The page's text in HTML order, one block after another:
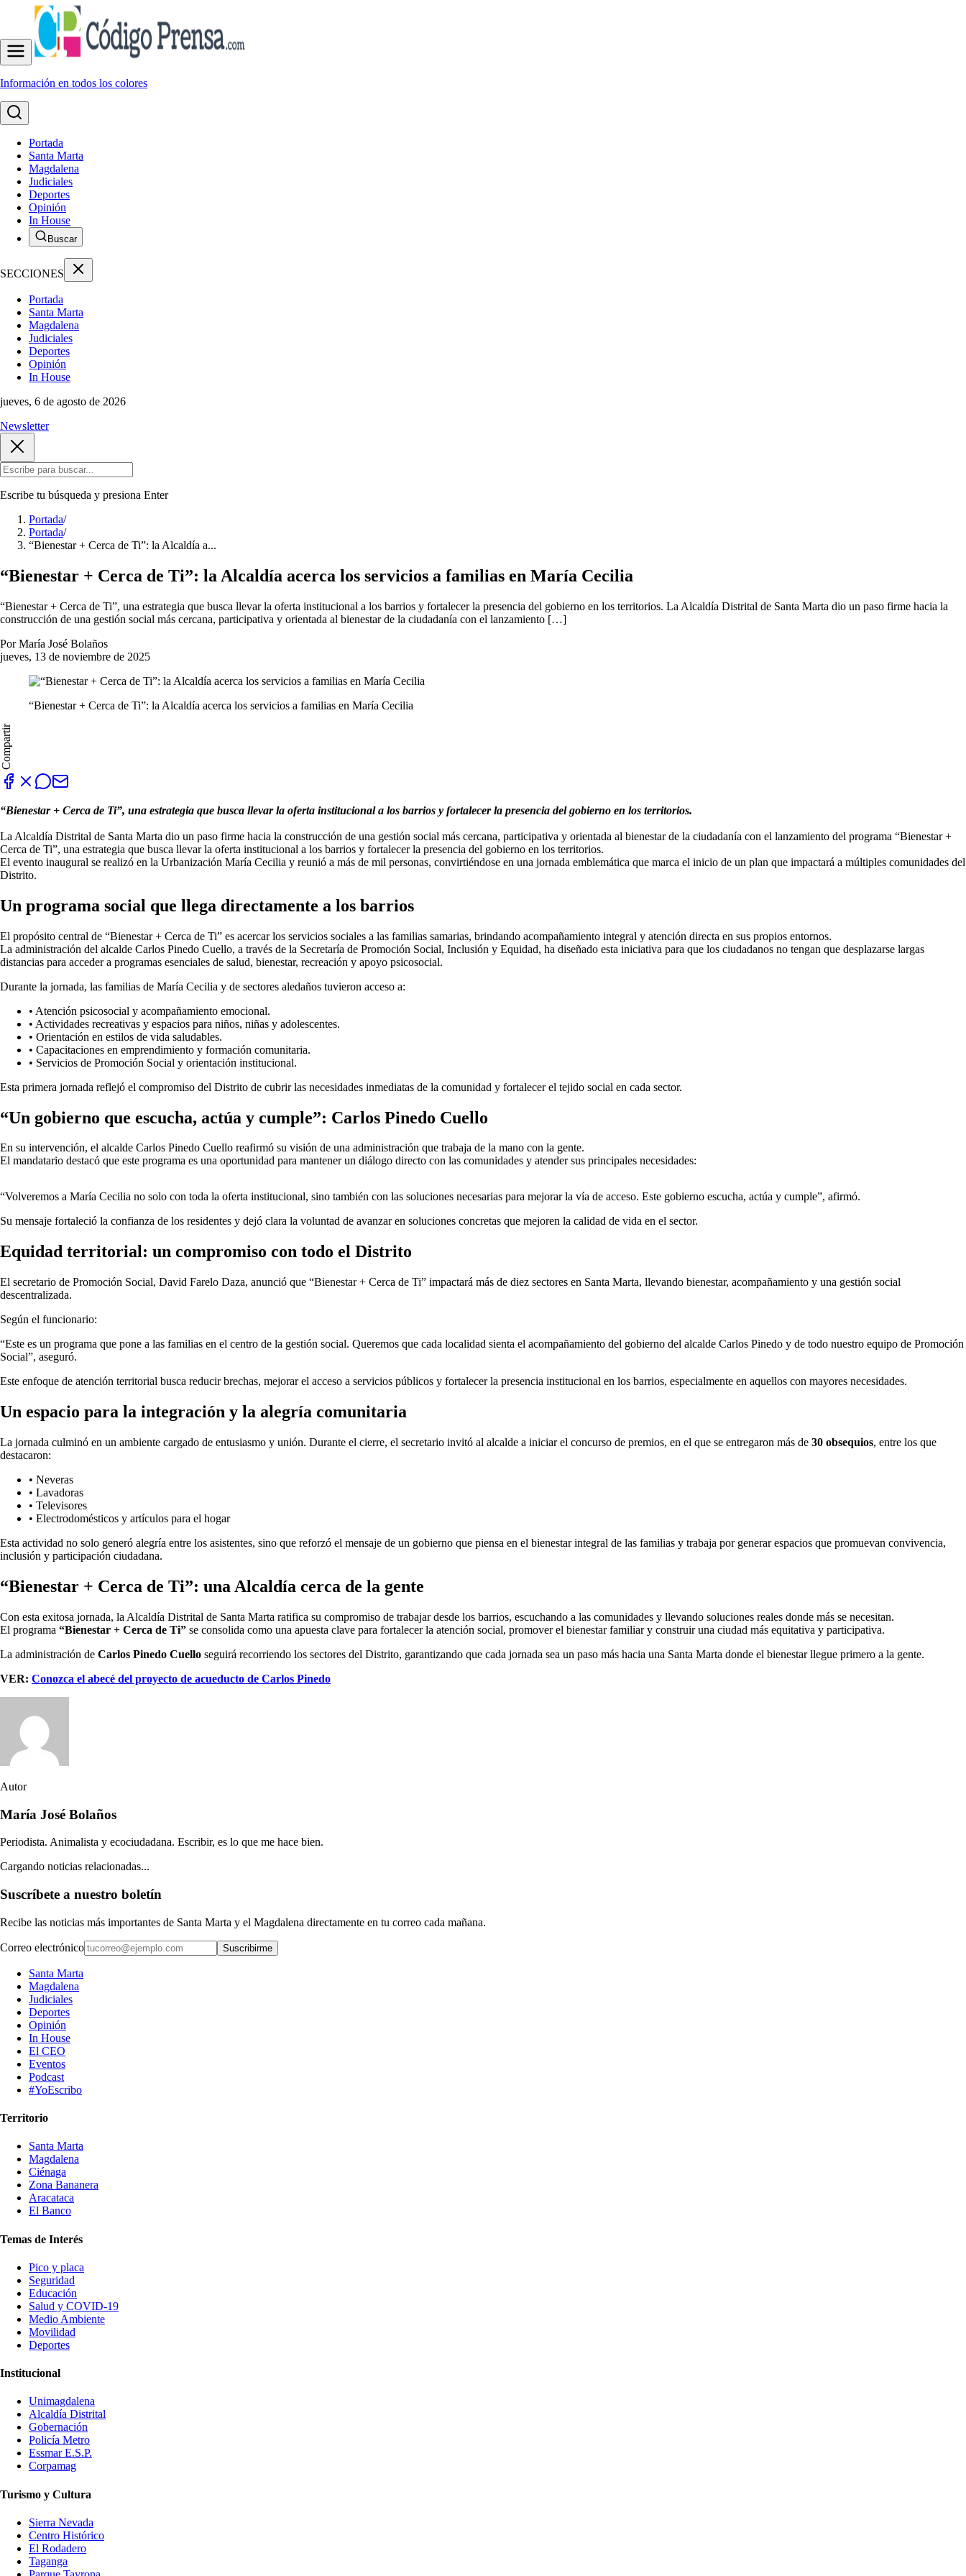
Información en todos los colores
Portada
Santa Marta
Magdalena
Judiciales
Deportes
Opinión
In House
Buscar
SECCIONES
Portada
Santa Marta
Magdalena
Judiciales
Deportes
Opinión
In House
jueves, 6 de agosto de 2026
Newsletter
Escribe tu búsqueda y presiona Enter
Portada/
Portada/
“Bienestar + Cerca de Ti”: la Alcaldía a...
“Bienestar + Cerca de Ti”: la Alcaldía acerca los servicios a familias en María Cecilia
“Bienestar + Cerca de Ti”, una estrategia que busca llevar la oferta institucional a los barrios y fortalecer la presencia del gobierno en los territorios. La Alcaldía Distrital de Santa Marta dio un paso firme hacia la
construcción de una gestión social más cercana, participativa y orientada al bienestar de la ciudadanía con el lanzamiento […]
Por María José Bolaños
jueves, 13 de noviembre de 2025
“Bienestar + Cerca de Ti”: la Alcaldía acerca los servicios a familias en María Cecilia
Compartir
“Bienestar + Cerca de Ti”, una estrategia que busca llevar la oferta institucional a los barrios y fortalecer la presencia del gobierno en los territorios.
La Alcaldía Distrital de Santa Marta dio un paso firme hacia la construcción de una gestión social más cercana, participativa y orientada al bienestar de la ciudadanía con el lanzamiento del programa “Bienestar +
Cerca de Ti”, una estrategia que busca llevar la oferta institucional a los barrios y fortalecer la presencia del gobierno en los territorios.
El evento inaugural se realizó en la Urbanización María Cecilia y reunió a más de mil personas, convirtiéndose en una jornada emblemática que marca el inicio de un plan que impactará a múltiples comunidades del
Distrito.
Un programa social que llega directamente a los barrios
El propósito central de “Bienestar + Cerca de Ti” es acercar los servicios sociales a las familias samarias, brindando acompañamiento integral y atención directa en sus propios entornos.
La administración del alcalde Carlos Pinedo Cuello, a través de la Secretaría de Promoción Social, Inclusión y Equidad, ha diseñado esta iniciativa para que los ciudadanos no tengan que desplazarse largas
distancias para acceder a programas esenciales de salud, bienestar, recreación y apoyo psicosocial.
Durante la jornada, las familias de María Cecilia y de sectores aledaños tuvieron acceso a:
• Atención psicosocial y acompañamiento emocional.
• Actividades recreativas y espacios para niños, niñas y adolescentes.
• Orientación en estilos de vida saludables.
• Capacitaciones en emprendimiento y formación comunitaria.
• Servicios de Promoción Social y orientación institucional.
Esta primera jornada reflejó el compromiso del Distrito de cubrir las necesidades inmediatas de la comunidad y fortalecer el tejido social en cada sector.
“Un gobierno que escucha, actúa y cumple”: Carlos Pinedo Cuello
En su intervención, el alcalde Carlos Pinedo Cuello reafirmó su visión de una administración que trabaja de la mano con la gente.
El mandatario destacó que este programa es una oportunidad para mantener un diálogo directo con las comunidades y atender sus principales necesidades:
“Volveremos a María Cecilia no solo con toda la oferta institucional, sino también con las soluciones necesarias para mejorar la vía de acceso. Este gobierno escucha, actúa y cumple”, afirmó.
Su mensaje fortaleció la confianza de los residentes y dejó clara la voluntad de avanzar en soluciones concretas que mejoren la calidad de vida en el sector.
Equidad territorial: un compromiso con todo el Distrito
El secretario de Promoción Social, David Farelo Daza, anunció que “Bienestar + Cerca de Ti” impactará más de diez sectores en Santa Marta, llevando bienestar, acompañamiento y una gestión social
descentralizada.
Según el funcionario:
“Este es un programa que pone a las familias en el centro de la gestión social. Queremos que cada localidad sienta el acompañamiento del gobierno del alcalde Carlos Pinedo y de todo nuestro equipo de Promoción
Social”, aseguró.
Este enfoque de atención territorial busca reducir brechas, mejorar el acceso a servicios públicos y fortalecer la presencia institucional en los barrios, especialmente en aquellos con mayores necesidades.
Un espacio para la integración y la alegría comunitaria
La jornada culminó en un ambiente cargado de entusiasmo y unión. Durante el cierre, el secretario invitó al alcalde a iniciar el concurso de premios, en el que se entregaron más de 30 obsequios, entre los que
destacaron:
• Neveras
• Lavadoras
• Televisores
• Electrodomésticos y artículos para el hogar
Esta actividad no solo generó alegría entre los asistentes, sino que reforzó el mensaje de un gobierno que piensa en el bienestar integral de las familias y trabaja por generar espacios que promuevan convivencia,
inclusión y participación ciudadana.
“Bienestar + Cerca de Ti”: una Alcaldía cerca de la gente
Con esta exitosa jornada, la Alcaldía Distrital de Santa Marta ratifica su compromiso de trabajar desde los barrios, escuchando a las comunidades y llevando soluciones reales donde más se necesitan.
El programa “Bienestar + Cerca de Ti” se consolida como una apuesta clave para fortalecer la atención social, promover el bienestar familiar y construir una ciudad más equitativa y participativa.
La administración de Carlos Pinedo Cuello seguirá recorriendo los sectores del Distrito, garantizando que cada jornada sea un paso más hacia una Santa Marta donde el bienestar llegue primero a la gente.
VER: Conozca el abecé del proyecto de acueducto de Carlos Pinedo
Autor
María José Bolaños
Periodista. Animalista y ecociudadana. Escribir, es lo que me hace bien.
Cargando noticias relacionadas...
Suscríbete a nuestro boletín
Recibe las noticias más importantes de Santa Marta y el Magdalena directamente en tu correo cada mañana.
Correo electrónico Suscribirme
Santa Marta
Magdalena
Judiciales
Deportes
Opinión
In House
El CEO
Eventos
Podcast
#YoEscribo
Territorio
Santa Marta
Magdalena
Ciénaga
Zona Bananera
Aracataca
El Banco
Temas de Interés
Pico y placa
Seguridad
Educación
Salud y COVID-19
Medio Ambiente
Movilidad
Deportes
Institucional
Unimagdalena
Alcaldía Distrital
Gobernación
Policía Metro
Essmar E.S.P.
Corpamag
Turismo y Cultura
Sierra Nevada
Centro Histórico
El Rodadero
Taganga